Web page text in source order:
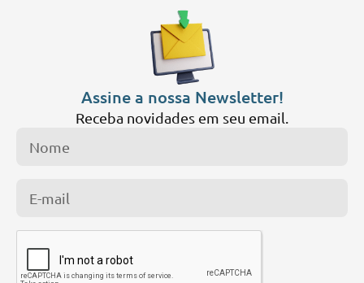
Assine a nossa Newsletter!
Receba novidades em seu email.